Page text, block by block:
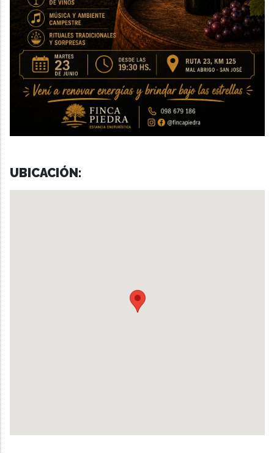
UBICACIÓN: